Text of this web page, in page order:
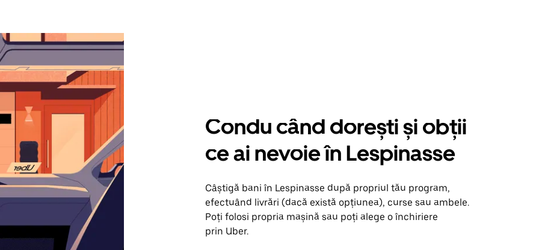
Condu când dorești și obții
ce ai nevoie în Lespinasse
Câștigă bani în Lespinasse după propriul tău program,
efectuând livrări (dacă există opțiunea), curse sau ambele.
Poți folosi propria mașină sau poți alege o închiriere
prin Uber.